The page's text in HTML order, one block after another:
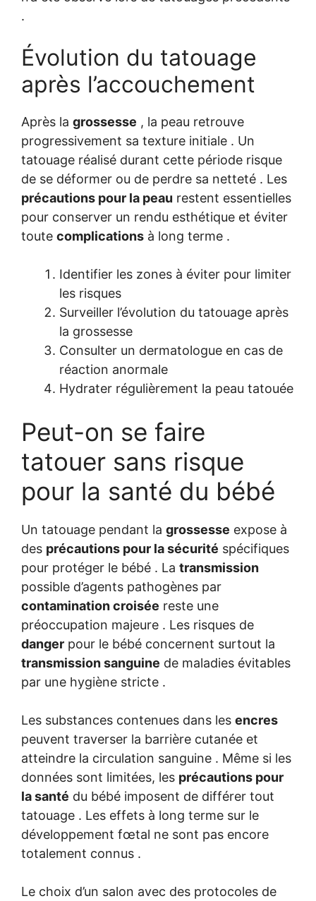
.
Évolution du tatouage
après l’accouchement
Après la grossesse , la peau retrouve
progressivement sa texture initiale . Un
tatouage réalisé durant cette période risque
de se déformer ou de perdre sa netteté . Les
précautions pour la peau restent essentielles
pour conserver un rendu esthétique et éviter
toute complications à long terme .
Identifier les zones à éviter pour limiter
les risques
Surveiller l’évolution du tatouage après
la grossesse
Consulter un dermatologue en cas de
réaction anormale
Hydrater régulièrement la peau tatouée
Peut-on se faire
tatouer sans risque
pour la santé du bébé
Un tatouage pendant la grossesse expose à
des précautions pour la sécurité spécifiques
pour protéger le bébé . La transmission
possible d’agents pathogènes par
contamination croisée reste une
préoccupation majeure . Les risques de
danger pour le bébé concernent surtout la
transmission sanguine de maladies évitables
par une hygiène stricte .
Les substances contenues dans les encres
peuvent traverser la barrière cutanée et
atteindre la circulation sanguine . Même si les
données sont limitées, les précautions pour
la santé du bébé imposent de différer tout
tatouage . Les effets à long terme sur le
développement fœtal ne sont pas encore
totalement connus .
Le choix d’un salon avec des protocoles de